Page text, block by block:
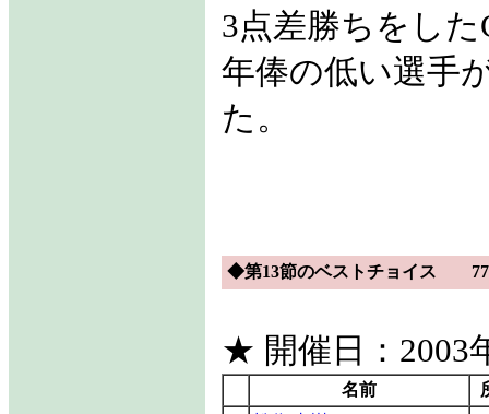
3点差勝ちをし
年俸の低い選手
た。
◆第13節のベストチョイス
★ 開催日：2003
名前